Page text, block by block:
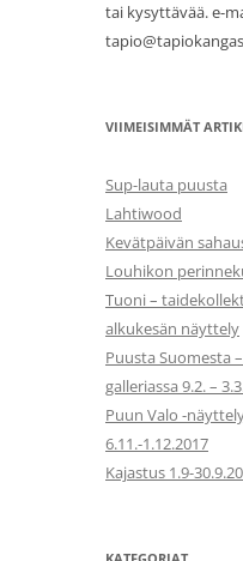
tai kysyttävää. e-
VIIMEISIMMÄT
Sup-lauta puusta
Lahtiwood
Kevätpäivän
Louhikon
Tuoni –
alkukesän näyttely
Puusta Suomesta
galleriassa 9.2. –
Puun Valo -
6.11.-1.12.2017
Kajastus 1.9-